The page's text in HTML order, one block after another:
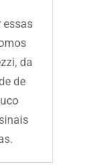
essas
da
de